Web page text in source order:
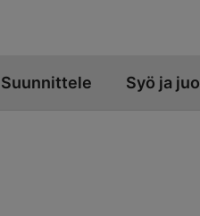
Suunnittele Syö ja juo